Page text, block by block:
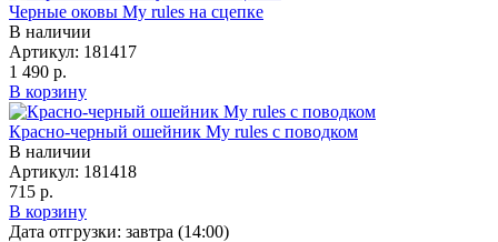
Черные оковы My rules на сцепке
В наличии
Артикул: 181417
1 490 р.
В корзину
Красно-черный ошейник My rules с поводком
В наличии
Артикул: 181418
715 р.
В корзину
Дата отгрузки: завтра (14:00)